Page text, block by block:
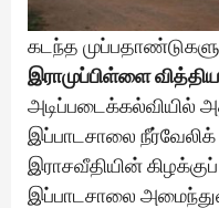
கடந்த
இராமுப்பிள்ளை
அடிப்படைக்கல்வியில்
இப்பாடசாலை நீர்வேலிக்
இராசவீதியின்
இப்பாடசாலை